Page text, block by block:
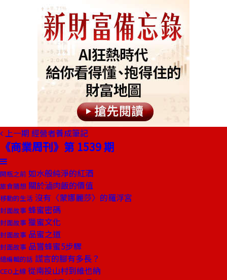
上一期 經營者養成筆記
《商業周刊》第 1539 期
開瓶之前 如水般純淨的紅酒
旅食隨想 關於滷肉飯的價值
移動的生活 沒有〈蒙娜麗莎〉的羅浮宮
封面故事 蜂蜜密碼
封面故事 獵蜜文化
封面故事 品蜜之道
封面故事 品嘗蜂蜜5步驟
總編輯的話 謊言的腳有多長？
CEO上線 從南投山村到維也納